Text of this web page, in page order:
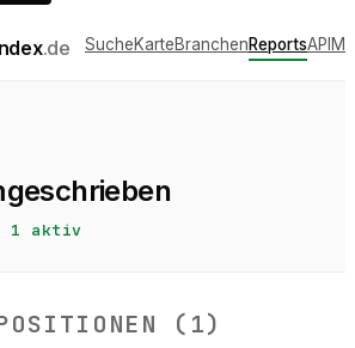
.de SucheKarteBranchenReportsAPI
1 aktiv
( 1)